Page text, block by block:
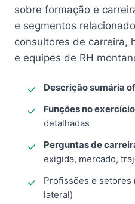
sobre formação e
e segmentos
consultores de carreira,
e equipes de RH
Descrição sumária
Funções no
detalhadas
Perguntas de
exigida, mercado,
Profissões e
lateral)